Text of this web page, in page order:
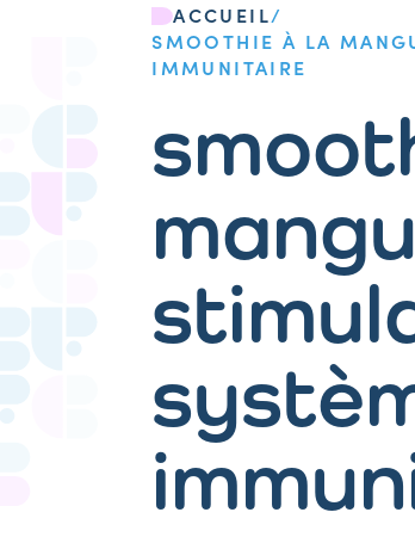
ACCUEIL/
SMOOTHIE À LA
IMMUNITAIRE